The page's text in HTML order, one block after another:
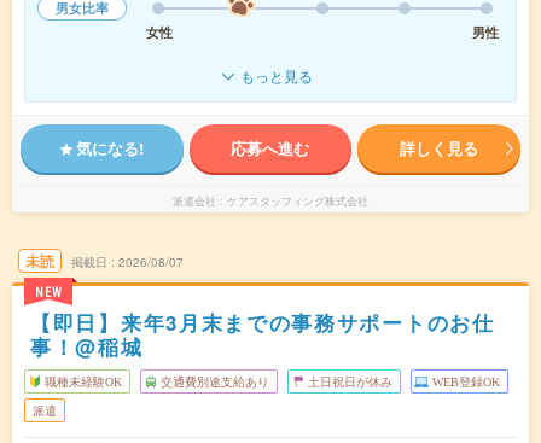
男女比率
女性
男性
もっと見る
気になる! 応募へ進む 詳しく見る
派遣会社 ケアスタッフィング株式会社
未読
NEW
掲載日 2026/08/07
【即日】来年3月末までの事務サポートのお仕
事！@稲城
職種未経験OK 交通費別途支給あり 土日祝日が休み WEB登録OK
派遣